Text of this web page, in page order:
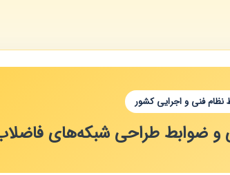
نظام فنی و اجرایی کشور
و ضوابط طراحی شبکه‌های فاضلاب و